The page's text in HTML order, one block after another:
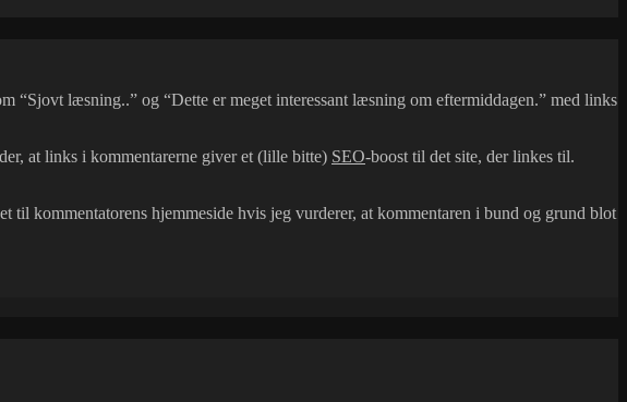
“Sjovt læsning..” og “Dette er meget interessant læsning om eftermiddagen.” med links
at links i kommentarerne giver et (lille bitte) SEO-boost til det site, der linkes til.
kommentatorens hjemmeside hvis jeg vurderer, at kommentaren i bund og grund blot